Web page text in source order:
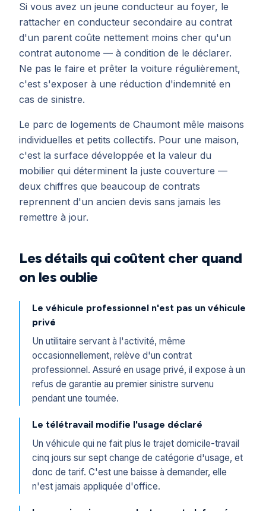
Si vous avez un jeune conducteur au foyer, le
rattacher en conducteur secondaire au contrat
d'un parent coûte nettement moins cher qu'un
contrat autonome — à condition de le déclarer.
Ne pas le faire et prêter la voiture régulièrement,
c'est s'exposer à une réduction d'indemnité en
cas de sinistre.
Le parc de logements de Chaumont mêle maisons
individuelles et petits collectifs. Pour une maison,
c'est la surface développée et la valeur du
mobilier qui déterminent la juste couverture —
deux chiffres que beaucoup de contrats
reprennent d'un ancien devis sans jamais les
remettre à jour.
Les détails qui coûtent cher quand
on les oublie
Le véhicule professionnel n'est pas un véhicule
privé
Un utilitaire servant à l'activité, même
occasionnellement, relève d'un contrat
professionnel. Assuré en usage privé, il expose à un
refus de garantie au premier sinistre survenu
pendant une tournée.
Le télétravail modifie l'usage déclaré
Un véhicule qui ne fait plus le trajet domicile-travail
cinq jours sur sept change de catégorie d'usage, et
donc de tarif. C'est une baisse à demander, elle
n'est jamais appliquée d'office.